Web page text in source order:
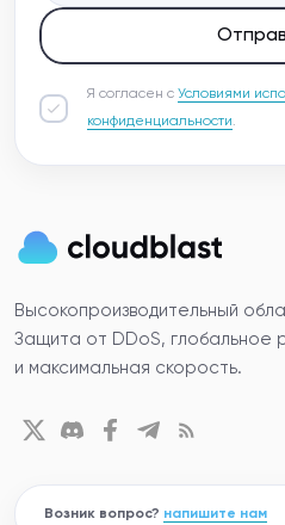
Я согласен с Условиями
конфиденциальности.
Высокопроизводительный
Защита от DDoS, глобальное
и максимальная скорость.
Возник вопрос? напишите нам